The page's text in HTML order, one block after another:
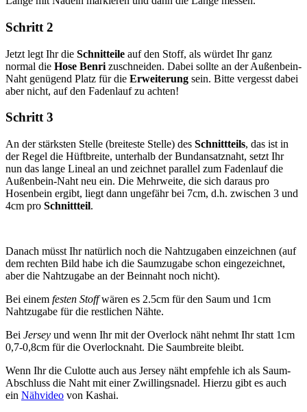
Schritt 2
Jetzt legt Ihr die Schnitteile auf den Stoff, als würdet Ihr ganz
normal die Hose Benri zuschneiden. Dabei sollte an der Außenbein-
Naht genügend Platz für die Erweiterung sein. Bitte vergesst dabei
aber nicht, auf den Fadenlauf zu achten!
Schritt 3
An der stärksten Stelle (breiteste Stelle) des Schnittteils, das ist in
der Regel die Hüftbreite, unterhalb der Bundansatznaht, setzt Ihr
nun das lange Lineal an und zeichnet parallel zum Fadenlauf die
Außenbein-Naht neu ein. Die Mehrweite, die sich daraus pro
Hosenbein ergibt, liegt dann ungefähr bei 7cm, d.h. zwischen 3 und
4cm pro Schnittteil.
Danach müsst Ihr natürlich noch die Nahtzugaben einzeichnen (auf
dem rechten Bild habe ich die Saumzugabe schon eingezeichnet,
aber die Nahtzugabe an der Beinnaht noch nicht).
Bei einem festen Stoffwären es 2.5cm für den Saum und 1cm
Nahtzugabe für die restlichen Nähte.
Bei Jersey und wenn Ihr mit der Overlock näht nehmt Ihr statt 1cm
0,7-0,8cm für die Overlocknaht. Die Saumbreite bleibt.
Wenn Ihr die Culotte auch aus Jersey näht empfehle ich als Saum-
Abschluss die Naht mit einer Zwillingsnadel. Hierzu gibt es auch
ein Nähvideo von Kashai.